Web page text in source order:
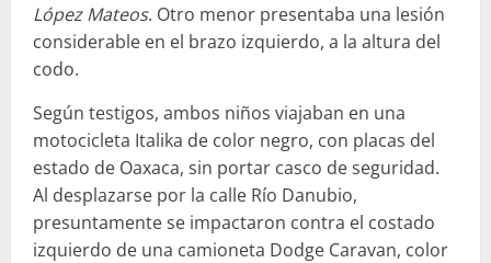
López Mateos. Otro menor presentaba una lesión
considerable en el brazo izquierdo, a la altura del
codo.
Según testigos, ambos niños viajaban en una
motocicleta Italika de color negro, con placas del
estado de Oaxaca, sin portar casco de seguridad.
Al desplazarse por la calle Río Danubio,
presuntamente se impactaron contra el costado
izquierdo de una camioneta Dodge Caravan, color